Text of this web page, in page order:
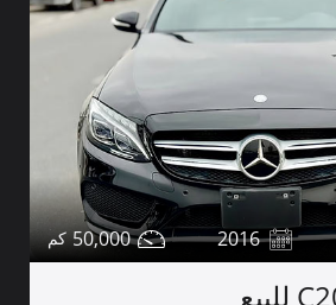
2016
50,000